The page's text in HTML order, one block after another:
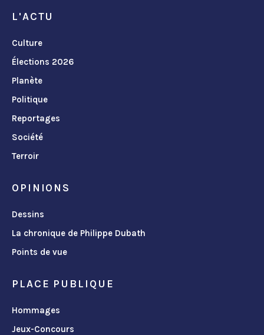
L'ACTU
Culture
Élections 2026
Planète
Politique
Reportages
Société
Terroir
OPINIONS
Dessins
La chronique de Philippe Dubath
Points de vue
PLACE PUBLIQUE
Hommages
Jeux-Concours